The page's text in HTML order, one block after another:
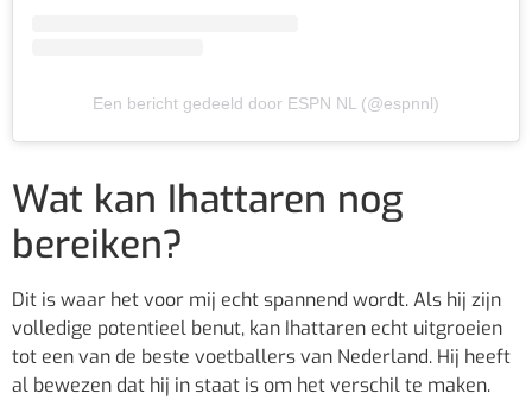
Een bericht gedeeld door ESPN NL (@espnnl)
Wat kan Ihattaren nog
bereiken?
Dit is waar het voor mij echt spannend wordt. Als hij zijn
volledige potentieel benut, kan Ihattaren echt uitgroeien
tot een van de beste voetballers van Nederland. Hij heeft
al bewezen dat hij in staat is om het verschil te maken.